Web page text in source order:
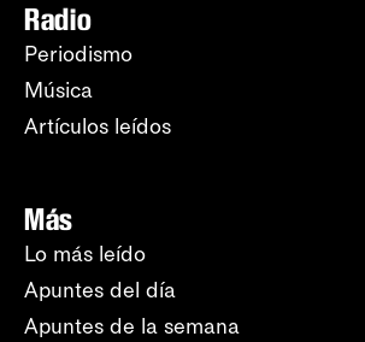
Radio
Periodismo
Música
Artículos leídos
Más
Lo más leído
Apuntes del día
Apuntes de la semana